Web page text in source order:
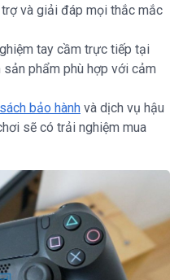
và giải đáp mọi thắc mắc
tay cầm trực tiếp tại
phẩm phù hợp với cảm
bảo hành và dịch vụ hậu
sẽ có trải nghiệm mua